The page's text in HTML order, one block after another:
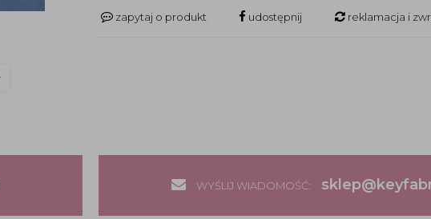
zapytaj o produkt udostępnij reklamacja i
WYŚLIJ WIADOMOŚĆ: